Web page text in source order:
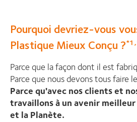
Pourquoi devriez-vous
Plastique Mieux Conçu ?
Parce que la façon dont il est
Parce que nous devons tous faire
Parce qu'avec nos clients et
travaillons à un avenir
et la Planète.